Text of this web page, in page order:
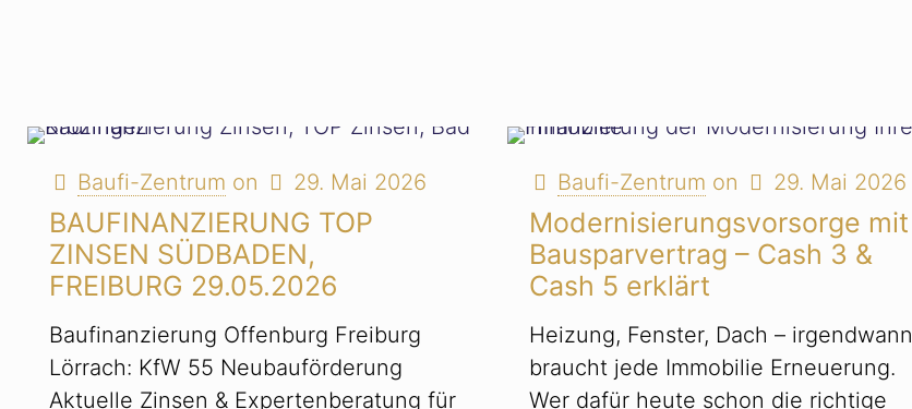
Baufi-Zentrum on 29. Mai 2026
BAUFINANZIERUNG TOP
ZINSEN SÜDBADEN,
FREIBURG 29.05.2026
Baufinanzierung Offenburg Freiburg
Lörrach: KfW 55 Neubauförderung
Aktuelle Zinsen & Expertenberatung für
Baufi-Zentrum on 29. Mai 2026
Modernisierungsvorsorge mit
Bausparvertrag – Cash 3 &
Cash 5 erklärt
Heizung, Fenster, Dach – irgendwann
braucht jede Immobilie Erneuerung.
Wer dafür heute schon die richtige